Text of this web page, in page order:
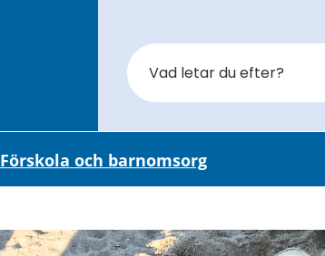
Förskola och barnomsorg